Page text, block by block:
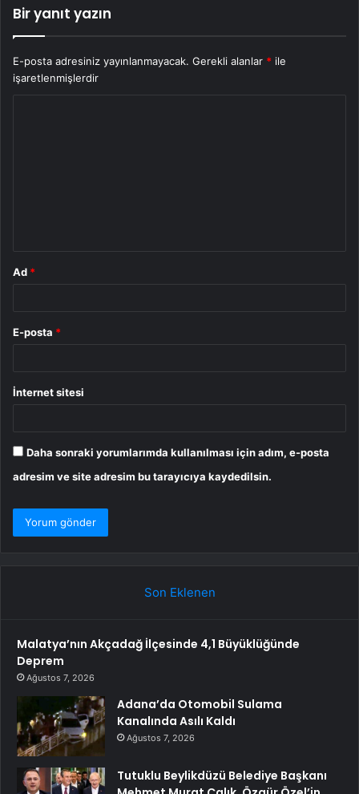
Bir yanıt yazın
E-posta adresiniz yayınlanmayacak. Gerekli alanlar * ile
işaretlenmişlerdir
Ad *
E-posta *
İnternet sitesi
Daha sonraki yorumlarımda kullanılması için adım, e-posta
adresim ve site adresim bu tarayıcıya kaydedilsin.
Son Eklenen
Malatya’nın Akçadağ İlçesinde 4,1 Büyüklüğünde
Deprem
Ağustos 7, 2026
Adana’da Otomobil Sulama
Kanalında Asılı Kaldı
Ağustos 7, 2026
Tutuklu Beylikdüzü Belediye Başkanı